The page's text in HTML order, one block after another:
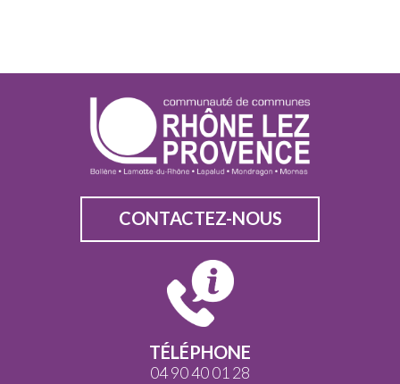
CONTACTEZ-NOUS
TÉLÉPHONE
04 90 40 01 28